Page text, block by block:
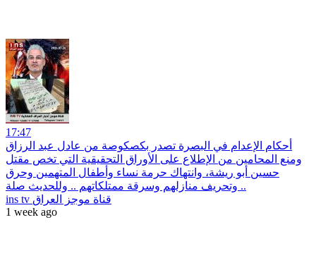
17:47
أحكام الإعدام في البصرة تصدر بكصكوصة من عادل عبد الرزاق
ومنع المحامين من الإطلاع على الأوراق التحقيقية التي تخص مقتل
حسين أبو ريشة، وانتهاك حرمة نساء وأطفال المتهمين وحرق
وتحريف منازلهم وسرقة ممتلكاتهم .. وللحديث صلة ..
ins tv قناة موجز العراق
1 week ago